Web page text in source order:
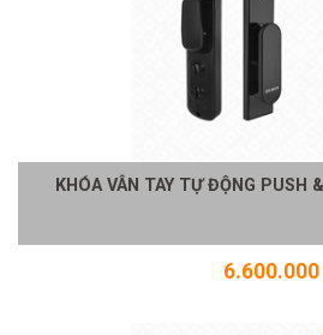
KHÓA VÂN TAY TỰ ĐỘNG PUSH
6.600.000